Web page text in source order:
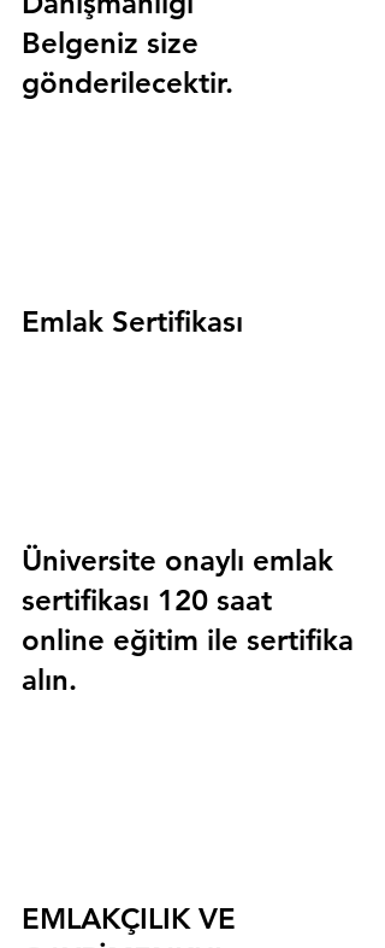
Belgeniz size
gönderilecektir.
Emlak Sertifikası
Üniversite onaylı emlak
sertifikası 120 saat
online eğitim ile sertifika
alın.
EMLAKÇILIK VE